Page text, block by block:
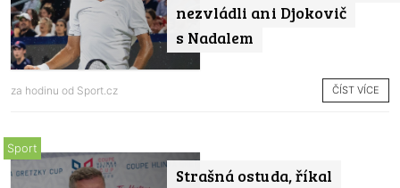
nezvládli ani Djokovič
s Nadalem
za hodinu od Sport.cz ČÍST VÍCE
Strašná ostuda, říkal
Sport